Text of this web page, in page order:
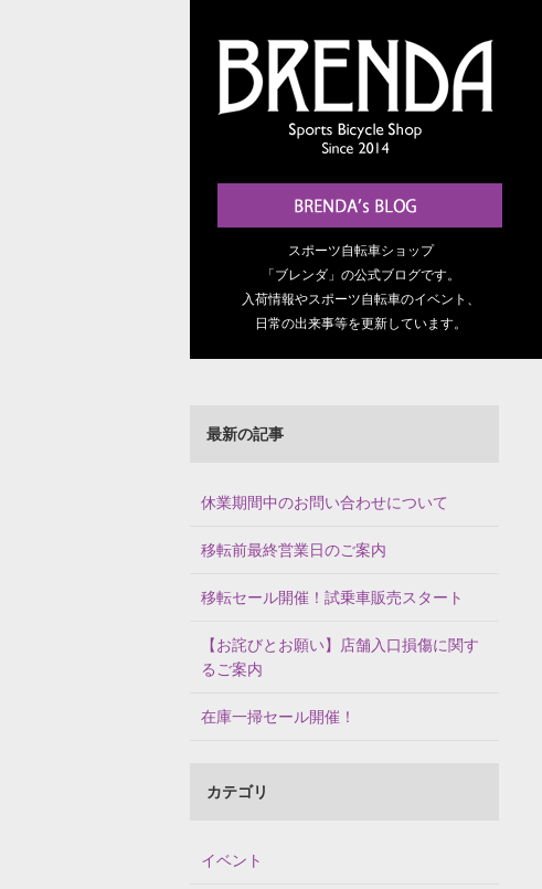
スポーツ自転車ショップ
「ブレンダ」の公式ブログです。
入荷情報やスポーツ自転車のイベント、
日常の出来事等を更新しています。
最新の記事
休業期間中のお問い合わせについて
移転前最終営業日のご案内
移転セール開催！試乗車販売スタート
【お詫びとお願い】店舗入口損傷に関す
るご案内
在庫一掃セール開催！
カテゴリ
イベント